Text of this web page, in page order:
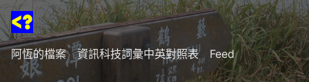
阿恆的檔案 資訊科技詞彙中英對照表 Feed